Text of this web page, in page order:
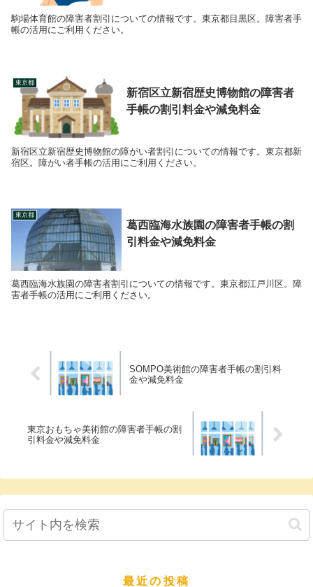
駒場体育館の障害者割引についての情報です。東京都目黒区。障害者手
帳の活用にご利用ください。
東京都
新宿区立新宿歴史博物館の障害者
手帳の割引料金や減免料金
新宿区立新宿歴史博物館の障がい者割引についての情報です。東京都新
宿区。障がい者手帳の活用にご利用ください。
東京都
葛西臨海水族園の障害者手帳の割
引料金や減免料金
葛西臨海水族園の障害者割引についての情報です。東京都江戸川区。障
害者手帳の活用にご利用ください。
SOMPO美術館の障害者手帳の割引料
金や減免料金
東京おもちゃ美術館の障害者手帳の割
引料金や減免料金
最近の投稿